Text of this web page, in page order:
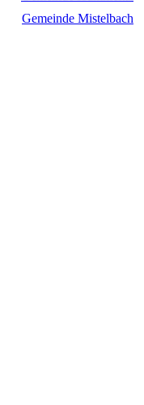
Gemeinde Mistelbach